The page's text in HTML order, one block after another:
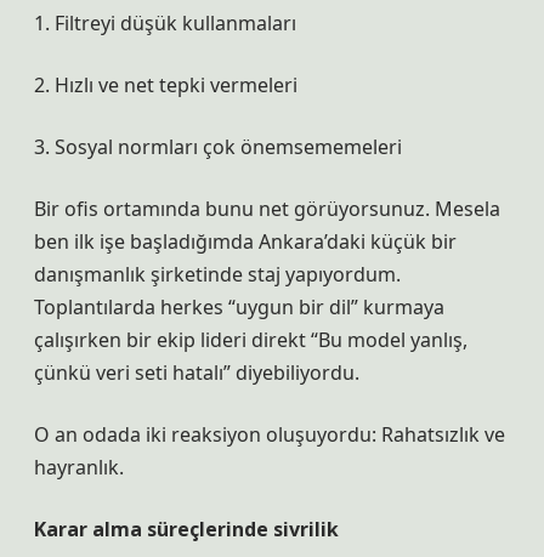
1. Filtreyi düşük kullanmaları
2. Hızlı ve net tepki vermeleri
3. Sosyal normları çok önemsememeleri
Bir ofis ortamında bunu net görüyorsunuz. Mesela
ben ilk işe başladığımda Ankara’daki küçük bir
danışmanlık şirketinde staj yapıyordum.
Toplantılarda herkes “uygun bir dil” kurmaya
çalışırken bir ekip lideri direkt “Bu model yanlış,
çünkü veri seti hatalı” diyebiliyordu.
O an odada iki reaksiyon oluşuyordu: Rahatsızlık ve
hayranlık.
Karar alma süreçlerinde sivrilik